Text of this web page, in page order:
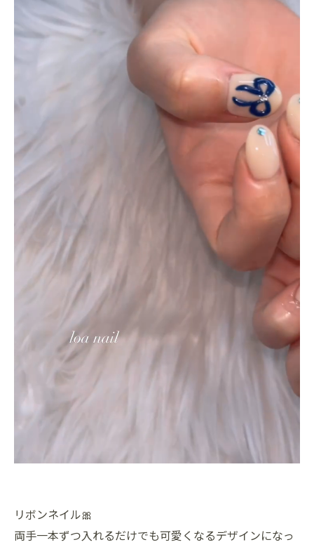
リボンネイル🎀
両手一本ずつ入れるだけでも可愛くなるデザインになっ